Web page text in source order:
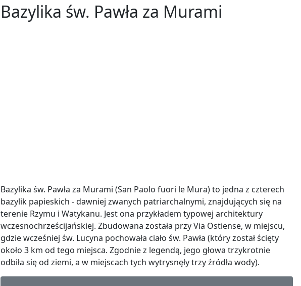
Bazylika św. Pawła za Murami
Bazylika św. Pawła za Murami (San Paolo fuori le Mura) to jedna z czterech
bazylik papieskich - dawniej zwanych patriarchalnymi, znajdujących się na
terenie Rzymu i Watykanu. Jest ona przykładem typowej architektury
wczesnochrześcijańskiej. Zbudowana została przy Via Ostiense, w miejscu,
gdzie wcześniej św. Lucyna pochowała ciało św. Pawła (który został ścięty
około 3 km od tego miejsca. Zgodnie z legendą, jego głowa trzykrotnie
odbiła się od ziemi, a w miejscach tych wytrysnęły trzy źródła wody).